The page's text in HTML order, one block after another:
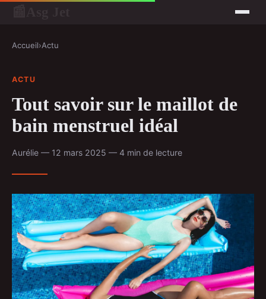
Accueil›Actu
ACTU
Tout savoir sur le maillot de
bain menstruel idéal
Aurélie — 12 mars 2025 — 4 min de lecture